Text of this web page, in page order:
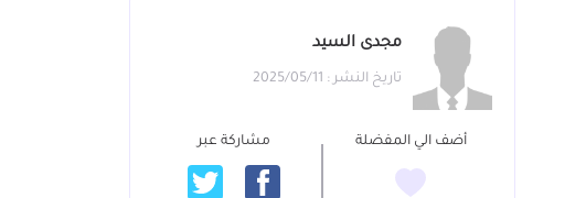
مجدى السيد
تاريخ النشر : 2025/05/11
أضف الي المفضلة مشاركة عبر